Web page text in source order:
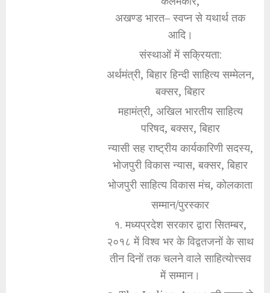
अखण्ड भारत– स्वप्न से यथार्थ तक
आदि।
संस्थाओं में सक्रियता:
अर्थमंत्री, बिहार हिन्दी साहित्य सम्मेलन,
बक्सर, बिहार
महामंत्री, अखिल भारतीय साहित्य
परिषद, बक्सर, बिहार
न्यासी सह राष्ट्रीय कार्यकारिणी सदस्य,
भोजपुरी विकास न्यास, बक्सर, बिहार
भोजपुरी साहित्य विकास मंच, कोलकाता
सम्मान/पुरस्कार
१. मध्यप्रदेश सरकार द्वारा सितम्बर,
२०१८ में विश्व भर के विद्वतजनों के साथ
तीन दिनों तक चलने वाले साहित्योत्त्सव
में सम्मान।